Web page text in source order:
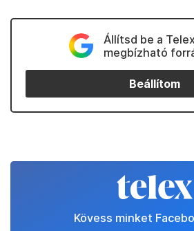
Állítsd be a
megbízható
Beállítom
Kövess minket